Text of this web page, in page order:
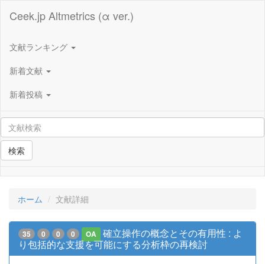
Ceek.jp Altmetrics (α ver.)
文献ランキング
新着文献
新着投稿
検索
ホーム 文献詳細
35 0 0 0 OA
確立操作の概念とその有用性 : よ
り包括的な支援を可能にする分析枠の再検討